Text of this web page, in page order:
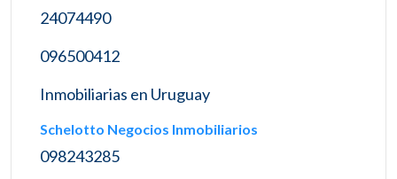
24074490
096500412
Inmobiliarias en Uruguay
Schelotto Negocios Inmobiliarios
098243285